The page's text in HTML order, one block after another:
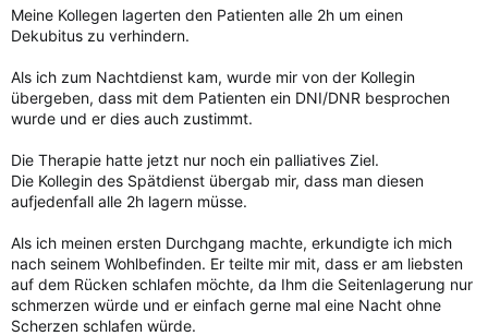
Meine Kollegen lagerten den Patienten alle 2h um einen
Dekubitus zu verhindern.
Als ich zum Nachtdienst kam, wurde mir von der Kollegin
übergeben, dass mit dem Patienten ein DNI/DNR besprochen
wurde und er dies auch zustimmt.
Die Therapie hatte jetzt nur noch ein palliatives Ziel.
Die Kollegin des Spätdienst übergab mir, dass man diesen
aufjedenfall alle 2h lagern müsse.
Als ich meinen ersten Durchgang machte, erkundigte ich mich
nach seinem Wohlbefinden. Er teilte mir mit, dass er am liebsten
auf dem Rücken schlafen möchte, da Ihm die Seitenlagerung nur
schmerzen würde und er einfach gerne mal eine Nacht ohne
Scherzen schlafen würde.